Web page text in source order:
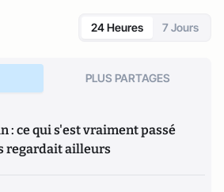
24 Heures 7 Jours
PLUS PARTAGES
: ce qui s'est vraiment passé
regardait ailleurs